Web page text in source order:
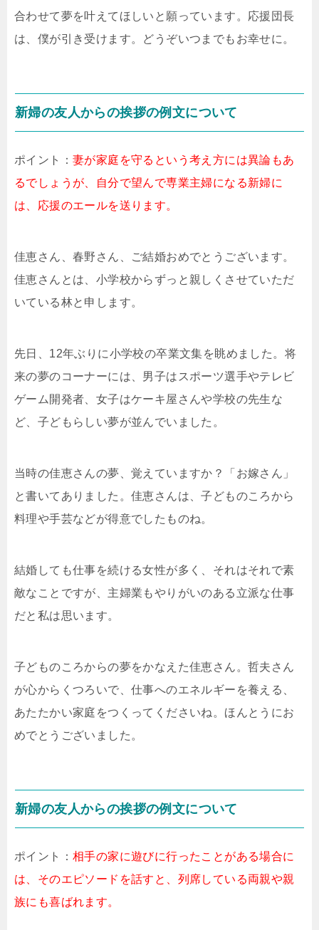
合わせて夢を叶えてほしいと願っています。応援団長
は、僕が引き受けます。どうぞいつまでもお幸せに。
新婦の友人からの挨拶の例文について
ポイント： 妻が家庭を守るという考え方には異論もあ
るでしょうが、自分で望んで専業主婦になる新婦に
は、応援のエールを送ります。
佳恵さん、春野さん、ご結婚おめでとうございます。
佳恵さんとは、小学校からずっと親しくさせていただ
いている林と申します。
先日、12年ぶりに小学校の卒業文集を眺めました。将
来の夢のコーナーには、男子はスポーツ選手やテレビ
ゲーム開発者、女子はケーキ屋さんや学校の先生な
ど、子どもらしい夢が並んでいました。
当時の佳恵さんの夢、覚えていますか？「お嫁さん」
と書いてありました。佳恵さんは、子どものころから
料理や手芸などが得意でしたものね。
結婚しても仕事を続ける女性が多く、それはそれで素
敵なことですが、主婦業もやりがいのある立派な仕事
だと私は思います。
子どものころからの夢をかなえた佳恵さん。哲夫さん
が心からくつろいで、仕事へのエネルギーを養える、
あたたかい家庭をつくってくださいね。ほんとうにお
めでとうございました。
新婦の友人からの挨拶の例文について
ポイント： 相手の家に遊びに行ったことがある場合に
は、そのエピソードを話すと、列席している両親や親
族にも喜ばれます。